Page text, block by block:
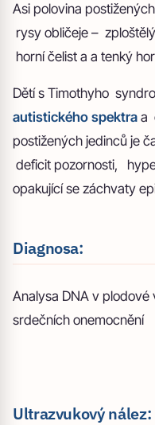
Asi polovina
rysy obličeje –
horní čelist a a tenký
Dětí s Timothyho
autistického spektra a
postižených jedinců je
deficit pozornosti,
opakující se záchvaty
Diagnosa:
Analysa DNA v plodové
srdečních onemocnění
Ultrazvukový nález: